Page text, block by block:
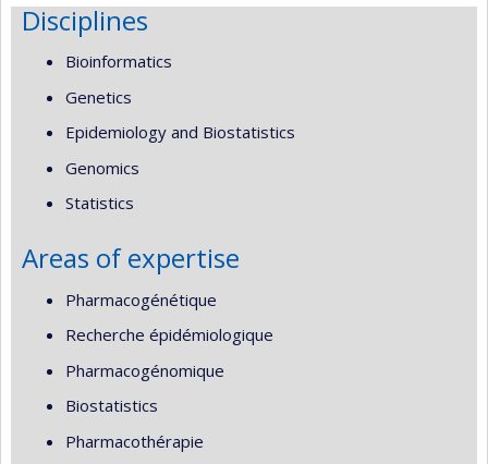
Disciplines
Bioinformatics
Genetics
Epidemiology and Biostatistics
Genomics
Statistics
Areas of expertise
Pharmacogénétique
Recherche épidémiologique
Pharmacogénomique
Biostatistics
Pharmacothérapie